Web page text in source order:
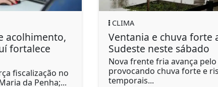
Ventania e chuva forte atingem Sul e
Sudeste neste sábado
Nova frente fria avança pelo Centro-Sul,
provocando chuva forte e risco de
temporais...